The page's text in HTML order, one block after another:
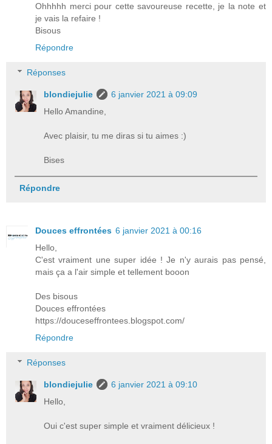
Ohhhhh merci pour cette savoureuse recette, je la note et
je vais la refaire !
Bisous
Répondre
Réponses
blondiejulie
6 janvier 2021 à 09:09
Hello Amandine,
Avec plaisir, tu me diras si tu aimes :)
Bises
Répondre
Douces effrontées 6 janvier 2021 à 00:16
Hello,
C'est vraiment une super idée ! Je n'y aurais pas pensé,
mais ça a l'air simple et tellement booon
Des bisous
Douces effrontées
https://douceseffrontees.blogspot.com/
Répondre
Réponses
blondiejulie
6 janvier 2021 à 09:10
Hello,
Oui c'est super simple et vraiment délicieux !